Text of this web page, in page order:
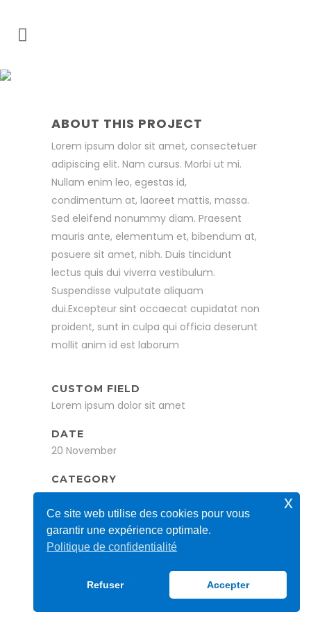
ABOUT THIS PROJECT
Lorem ipsum dolor sit amet, consectetuer
adipiscing elit. Nam cursus. Morbi ut mi.
Nullam enim leo, egestas id,
condimentum at, laoreet mattis, massa.
Sed eleifend nonummy diam. Praesent
mauris ante, elementum et, bibendum at,
posuere sit amet, nibh. Duis tincidunt
lectus quis dui viverra vestibulum.
Suspendisse vulputate aliquam
dui.Excepteur sint occaecat cupidatat non
proident, sunt in culpa qui officia deserunt
mollit anim id est laborum
CUSTOM FIELD
Lorem ipsum dolor sit amet
DATE
20 November
CATEGORY
Business
Share
Ce site web utilise des cookies pour vous
garantir une expérience optimale.
Politique de confidentialité
Refuser Accepter
x